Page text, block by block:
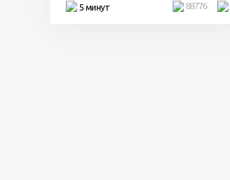
5 минут 88776